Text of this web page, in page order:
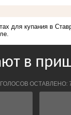
для купания в